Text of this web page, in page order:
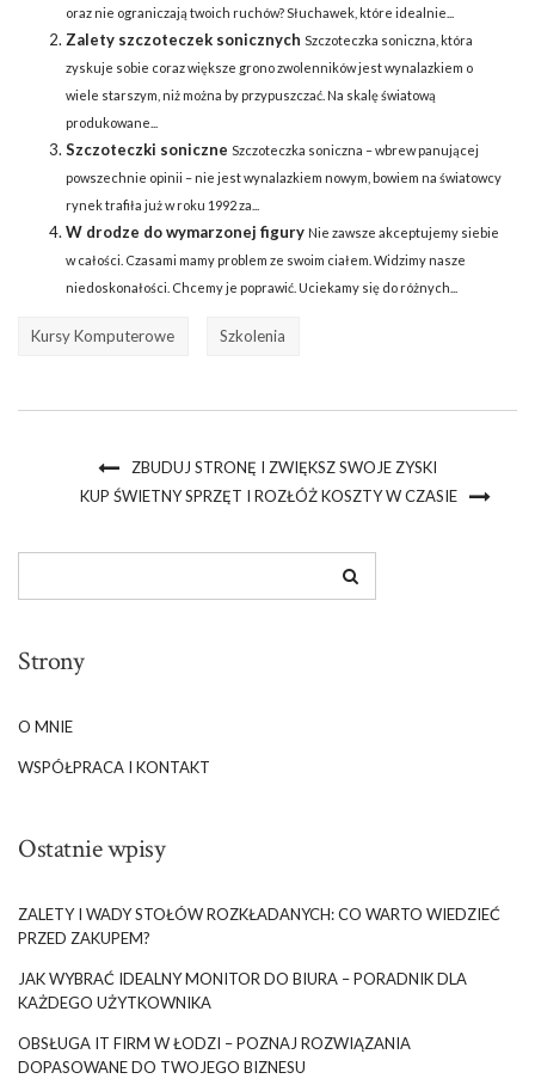
oraz nie ograniczają twoich ruchów? Słuchawek, które idealnie...
Zalety szczoteczek sonicznych Szczoteczka soniczna, która
zyskuje sobie coraz większe grono zwolenników jest wynalazkiem o
wiele starszym, niż można by przypuszczać. Na skalę światową
produkowane...
Szczoteczki soniczne Szczoteczka soniczna – wbrew panującej
powszechnie opinii – nie jest wynalazkiem nowym, bowiem na światowcy
rynek trafiła już w roku 1992 za...
W drodze do wymarzonej figury Nie zawsze akceptujemy siebie
w całości. Czasami mamy problem ze swoim ciałem. Widzimy nasze
niedoskonałości. Chcemy je poprawić. Uciekamy się do różnych...
Kursy Komputerowe Szkolenia
ZBUDUJ STRONĘ I ZWIĘKSZ SWOJE ZYSKI
KUP ŚWIETNY SPRZĘT I ROZŁÓŻ KOSZTY W CZASIE
Strony
O MNIE
WSPÓŁPRACA I KONTAKT
Ostatnie wpisy
ZALETY I WADY STOŁÓW ROZKŁADANYCH: CO WARTO WIEDZIEĆ
PRZED ZAKUPEM?
JAK WYBRAĆ IDEALNY MONITOR DO BIURA – PORADNIK DLA
KAŻDEGO UŻYTKOWNIKA
OBSŁUGA IT FIRM W ŁODZI – POZNAJ ROZWIĄZANIA
DOPASOWANE DO TWOJEGO BIZNESU